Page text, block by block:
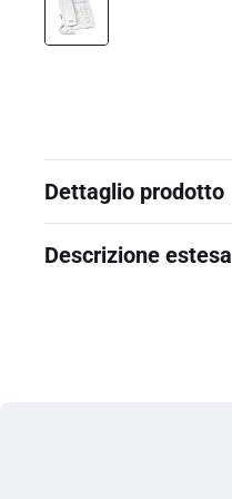
Dettaglio prodotto
Descrizione estesa